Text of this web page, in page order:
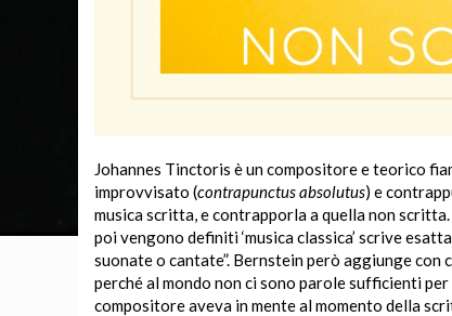
Johannes Tinctoris è un compositore e teorico
improvvisato (contrapunctus absolutus) e
musica scritta, e contrapporla a quella non
poi vengono definiti ‘musica classica’ scrive
suonate o cantate”. Bernstein però aggiunge con
perché al mondo non ci sono parole sufficienti
compositore aveva in mente al momento della